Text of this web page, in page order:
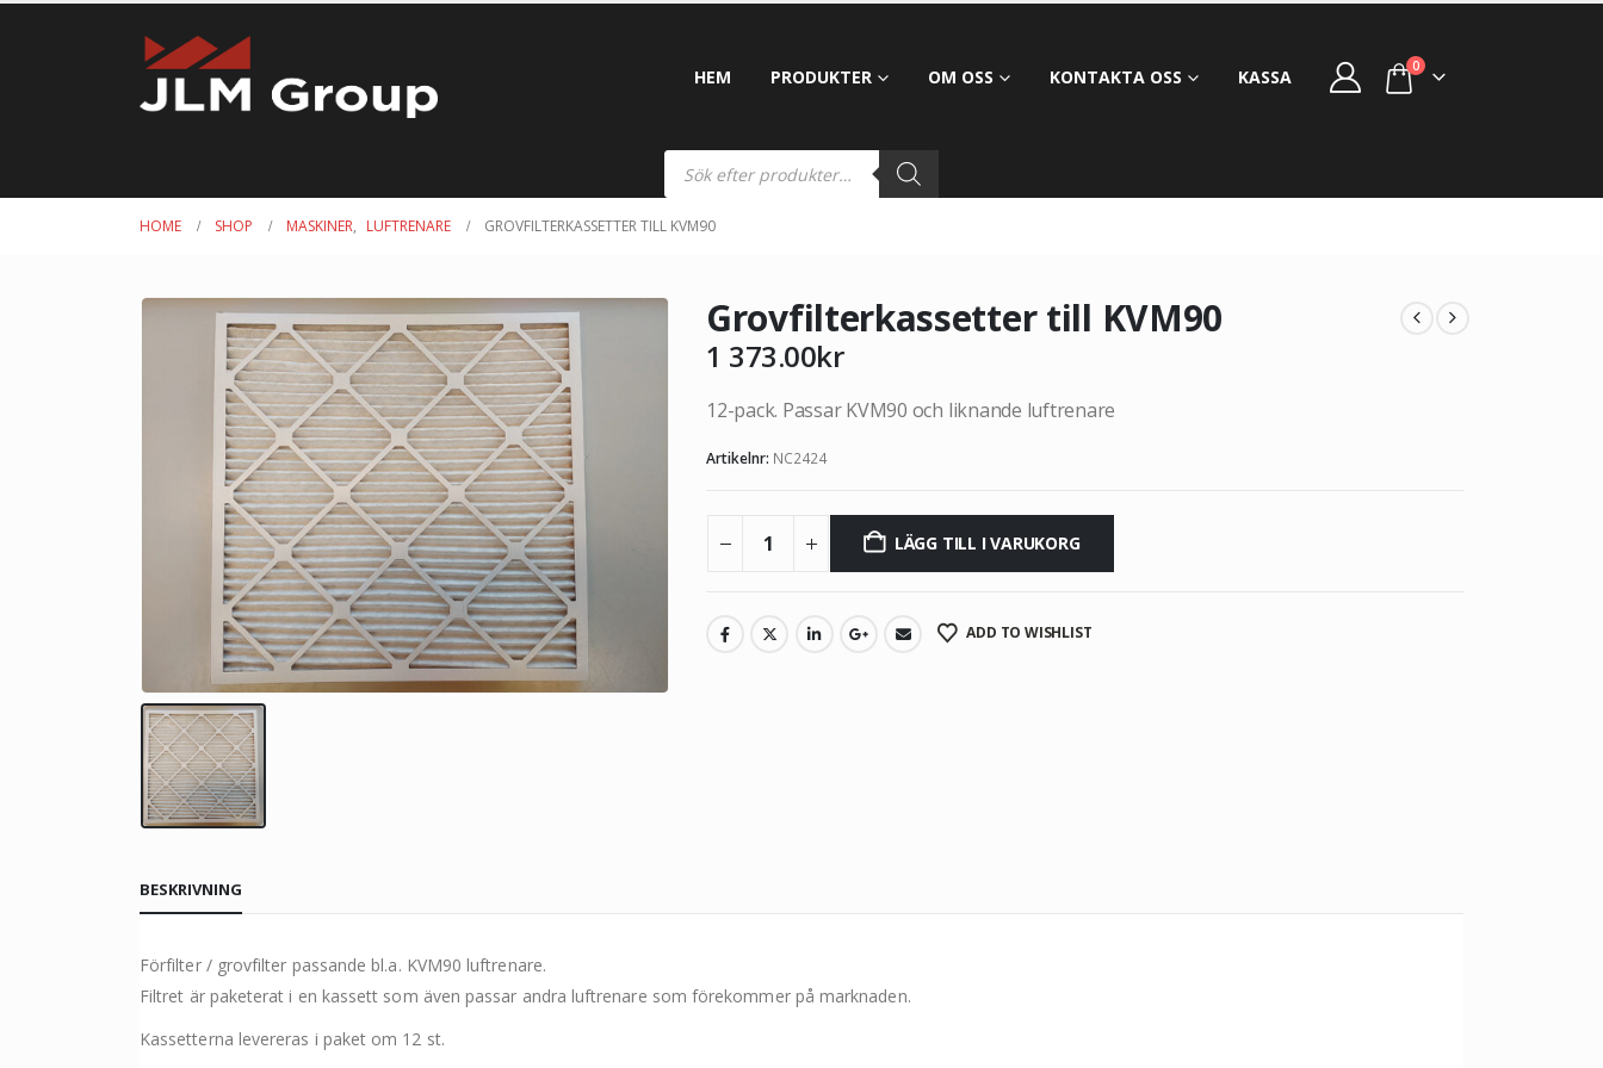
HEM PRODUKTER OM OSS KONTAKTA OSS KASSA 0
HOME SHOP MASKINER, LUFTRENARE GROVFILTERKASSETTER TILL KVM90
Grovfilterkassetter till KVM90
1 373.00kr
12-pack. Passar KVM90 och liknande luftrenare
Artikelnr: NC2424
LÄGG TILL I VARUKORG
ADD TO WISHLIST
BESKRIVNING
Förfilter / grovfilter passande bl.a. KVM90 luftrenare.
Filtret är paketerat i en kassett som även passar andra luftrenare som förekommer på marknaden.
Kassetterna levereras i paket om 12 st.